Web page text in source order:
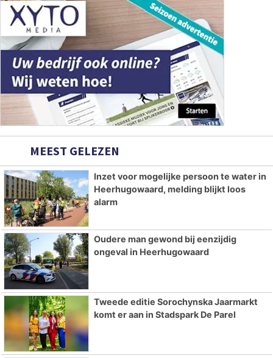
MEEST GELEZEN
Inzet voor mogelijke persoon te water in
Heerhugowaard, melding blijkt loos
alarm
Oudere man gewond bij eenzijdig
ongeval in Heerhugowaard
Tweede editie Sorochynska Jaarmarkt
komt er aan in Stadspark De Parel